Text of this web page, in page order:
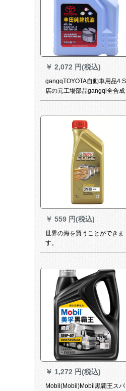
￥ 2,072 円(税込)
gangqTOYOTA自動車用品4 S
店の元工場部品gangqi全合成
エン潤滑油SM 5 W-20/5 W 20
￥ 559 円(税込)
世界の海を買うことができま
す。
￥ 1,272 円(税込)
Mobil(Mobil)Mobil黒覇王スパ